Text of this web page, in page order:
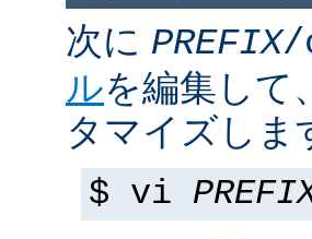
次に PREFIX/
ルを編集して
タマイズしま
$ vi